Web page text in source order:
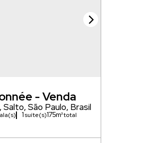
- Venda
,Salto,São Paulo, Brasil
1 suíte(s)175m²